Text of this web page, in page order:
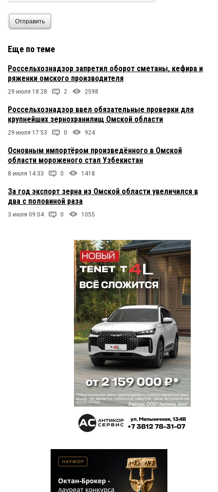
Отправить
Еще по теме
Россельхознадзор запретил оборот сметаны, кефира и
ряженки омского производителя
29 июля 18:28 2 2598
Россельхознадзор ввел обязательные проверки для
крупнейших зернохранилищ Омской области
29 июля 17:53 0 924
Основным импортёром произведённого в Омской
области мороженого стал Узбекистан
8 июля 14:33 0 1418
За год экспорт зерна из Омской области увеличился в
два с половиной раза
3 июля 09:04 0 1055